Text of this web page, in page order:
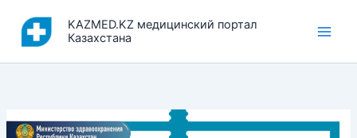
содержимому
KAZMED.KZ медицинский портал
Казахстана